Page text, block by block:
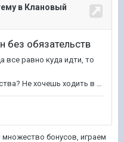
бонусов, играем